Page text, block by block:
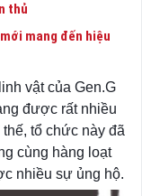
thủ
mang đến hiệu
vật của Gen.G
được rất nhiều
tổ chức này đã
cùng hàng loạt
nhiều sự ủng hộ.